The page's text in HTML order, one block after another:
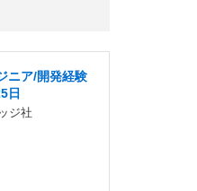
ニア/開発経験
日
ジ社